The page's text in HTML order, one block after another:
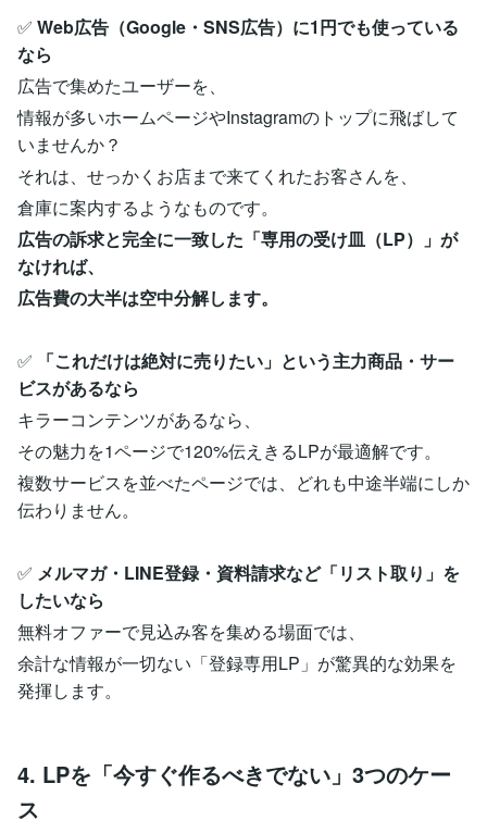
✅ Web広告（Google・SNS広告）に1円でも使っている
なら
広告で集めたユーザーを、
情報が多いホームページやInstagramのトップに飛ばして
いませんか？
それは、せっかくお店まで来てくれたお客さんを、
倉庫に案内するようなものです。
広告の訴求と完全に一致した「専用の受け皿（LP）」が
なければ、
広告費の大半は空中分解します。
✅
「これだけは絶対に売りたい」という主力商品・サー
ビスがあるなら
キラーコンテンツがあるなら、
その魅力を1ページで120%伝えきるLPが最適解です。
複数サービスを並べたページでは、どれも中途半端にしか
伝わりません。
✅ メルマガ・LINE登録・資料請求など「リスト取り」を
したいなら
無料オファーで見込み客を集める場面では、
余計な情報が一切ない「登録専用LP」が驚異的な効果を
発揮します。
4. LPを「今すぐ作るべきでない」3つのケー
ス